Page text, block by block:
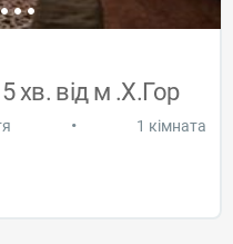
хв. від м .Х.Гор
• 1 кімната